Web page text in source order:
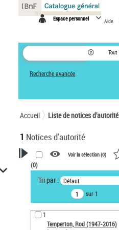
Espace personnel Aide
Tout
Recherche avancée
Accueil Liste de notices d’autorité
1 Notices d'autorité
VOTRE RECHERCHE
Recherche avancée dans les
notices d’autorité
Œuvres liées à l'auteur :
Temperton, Rod (1947-2016)
Voir la sélection (0)
(0)
Tri par : Défaut
sur 1
1
Temperton, Rod (1947-2016)
Panneau de gestion des cookies